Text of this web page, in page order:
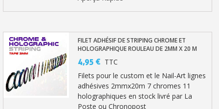
FILET ADHÉSIF DE STRIPING CHROME ET
HOLOGRAPHIQUE ROULEAU DE 2MM X 20 M
4,95 € TTC
Filets pour le custom et le Nail-Art lignes
adhésives 2mmx20m 7 chromes 11
holographiques en stock livré par La
Poste ou Chronopost